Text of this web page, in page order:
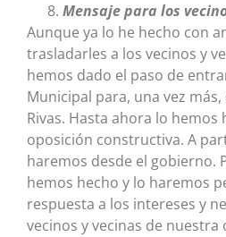
Mensaje para los
Aunque ya lo he hecho con
trasladarles a los vecinos y
hemos dado el paso de
Municipal para, una vez
Rivas. Hasta ahora lo
oposición constructiva. A
haremos desde el gobierno.
hemos hecho y lo haremos
respuesta a los intereses y
vecinos y vecinas de nuestra